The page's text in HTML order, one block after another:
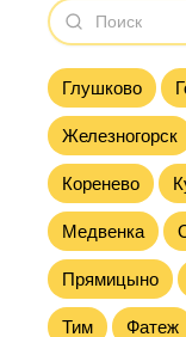
Глушково
Железногорск
Коренево
Медвенка
Прямицыно
Тим Фатеж